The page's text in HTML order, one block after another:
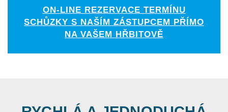
ON-LINE REZERVACE TERMÍNU
SCHŮZKY S NAŠÍM ZÁSTUPCEM PŘÍMO
NA VAŠEM HŘBITOVĚ